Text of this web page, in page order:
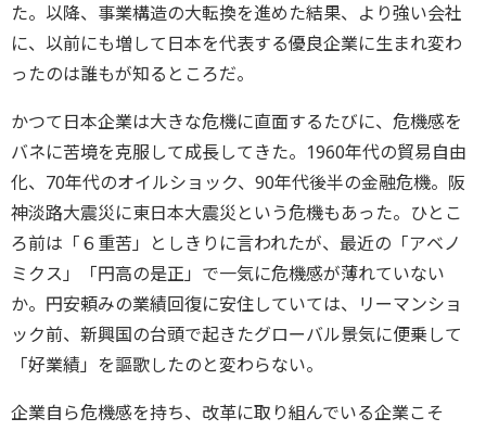
た。以降、事業構造の大転換を進めた結果、より強い会社
に、以前にも増して日本を代表する優良企業に生まれ変わ
ったのは誰もが知るところだ。
かつて日本企業は大きな危機に直面するたびに、危機感を
バネに苦境を克服して成長してきた。1960年代の貿易自由
化、70年代のオイルショック、90年代後半の金融危機。阪
神淡路大震災に東日本大震災という危機もあった。ひとこ
ろ前は「６重苦」としきりに言われたが、最近の「アベノ
ミクス」「円高の是正」で一気に危機感が薄れていない
か。円安頼みの業績回復に安住していては、リーマンショ
ック前、新興国の台頭で起きたグローバル景気に便乗して
「好業績」を謳歌したのと変わらない。
企業自ら危機感を持ち、改革に取り組んでいる企業こそ